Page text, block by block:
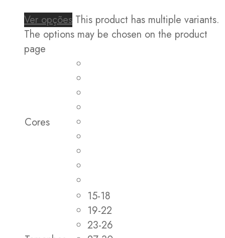
Ver opções This product has multiple variants.
The options may be chosen on the product
page
Cores
15-18
19-22
23-26